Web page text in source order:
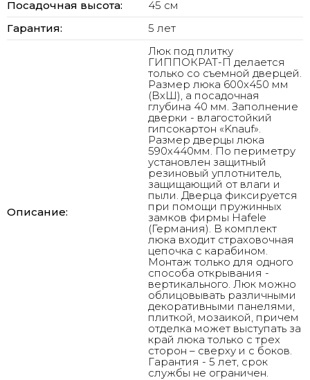
Посадочная высота:
45 см
Гарантия:
5 лет
Описание:
Люк под плитку
ГИППОКРАТ-П делается
только со съемной дверцей.
Размер люка 600х450 мм
(ВхШ), а посадочная
глубина 40 мм. Заполнение
дверки - влагостойкий
гипсокартон «Knauf».
Размер дверцы люка
590х440мм. По периметру
установлен защитный
резиновый уплотнитель,
защищающий от влаги и
пыли. Дверца фиксируется
при помощи пружинных
замков фирмы Hafele
(Германия). В комплект
люка входит страховочная
цепочка с карабином.
Монтаж только для одного
способа открывания -
вертикального. Люк можно
облицовывать различными
декоративными панелями,
плиткой, мозаикой, причем
отделка может выступать за
край люка только с трех
сторон – сверху и с боков.
Гарантия - 5 лет, срок
службы не ограничен.